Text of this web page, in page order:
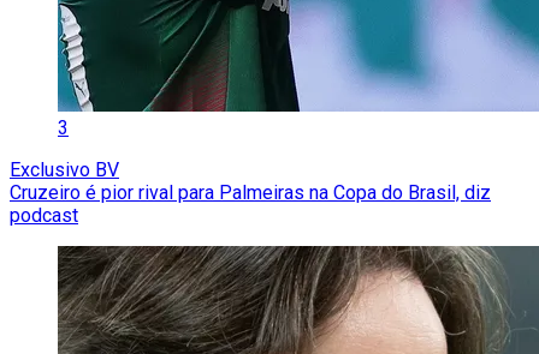
3
Exclusivo BV
Cruzeiro é pior rival para Palmeiras na Copa do Brasil, diz
podcast